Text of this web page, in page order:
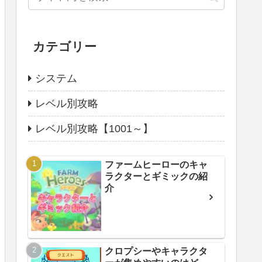
カテゴリー
システム
レベル別攻略
レベル別攻略【1001～】
ファームヒーローのキャ
ラクターとギミックの紹
介
クロプシーやキャラクタ